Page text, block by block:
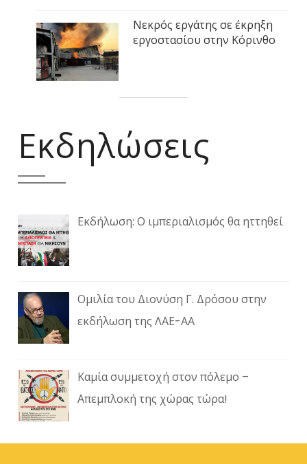
Νεκρός εργάτης σε έκρηξη
εργοστασίου στην Κόρινθο
Εκδηλώσεις
Εκδήλωση: Ο ιμπεριαλισμός θα ηττηθεί
Ομιλία του Διονύση Γ. Δρόσου στην
εκδήλωση της ΛΑΕ-ΑΑ
Καμία συμμετοχή στον πόλεμο –
Απεμπλοκή της χώρας τώρα!